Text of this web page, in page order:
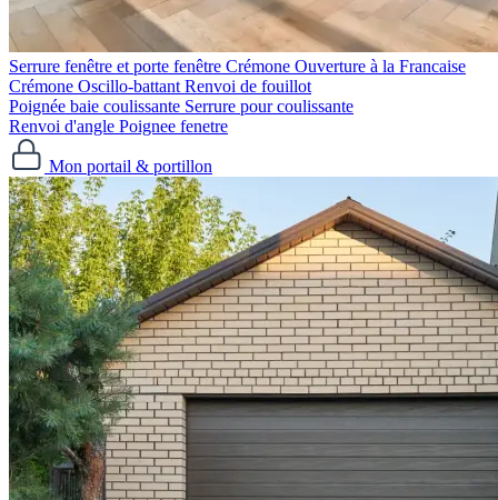
Serrure fenêtre et porte fenêtre Crémone Ouverture à la Francaise
Crémone Oscillo-battant Renvoi de fouillot
Poignée baie coulissante Serrure pour coulissante
Renvoi d'angle Poignee fenetre
Mon portail & portillon